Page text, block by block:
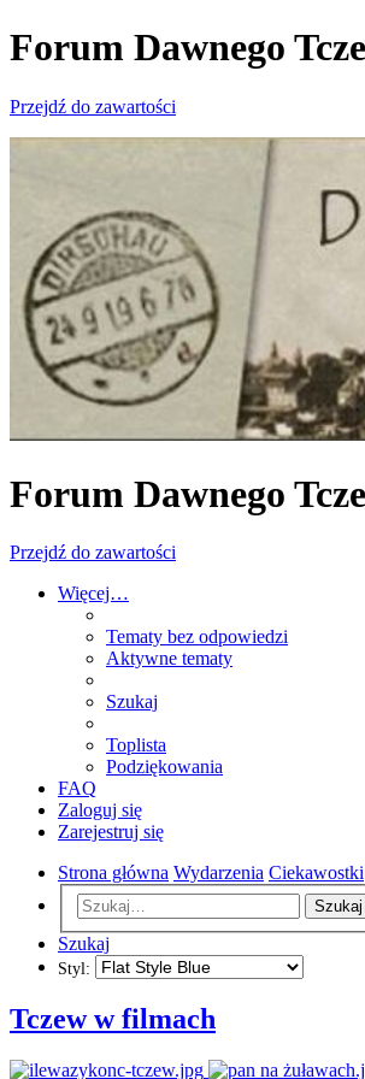
Forum Dawnego
Przejdź do zawartości
Forum Dawnego
Przejdź do zawartości
Więcej…
Tematy bez odpowiedzi
Aktywne tematy
Szukaj
Toplista
Podziękowania
FAQ
Zaloguj się
Zarejestruj się
Strona główna Wydarzenia Ciekawostki
Szukaj
Szukaj
Styl:
Tczew w filmach